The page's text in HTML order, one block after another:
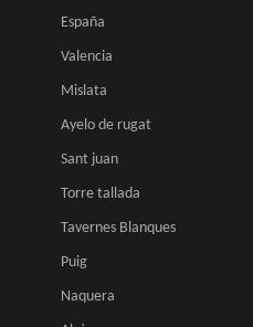
España
Valencia
Mislata
Ayelo de rugat
Sant juan
Torre tallada
Tavernes Blanques
Puig
Naquera